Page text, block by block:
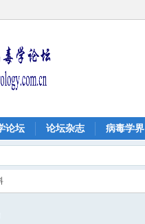
论坛 论坛杂志 病毒学界